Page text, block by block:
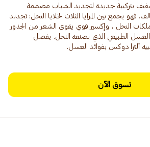
بتركيبة جديدة لتجديد الشباب مصممة
فهو يجمع بين المزايا الثلاث لخلايا النحل: تجديد
ملكات النحل ، وإكسير قوي يقوي الشعر من الجذور
العسل الطبيعي الذي يصنعه النحل. يفضل
ألترا دوكس بفوائد العسل.
تسوق الآن